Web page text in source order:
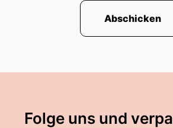
Abschicken
Folge uns und